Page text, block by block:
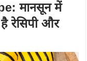
मानसून में
रेसिपी और